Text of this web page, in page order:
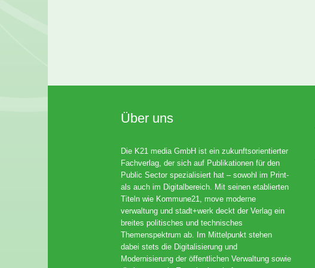
Über uns
Die K21 media GmbH ist ein zukunftsorientierter
Fachverlag, der sich auf Publikationen für den
Public Sector spezialisiert hat – sowohl im Print-
als auch im Digitalbereich. Mit seinen etablierten
Titeln wie Kommune21, move moderne
verwaltung und stadt+werk deckt der Verlag ein
breites politisches und technisches
Themenspektrum ab. Im Mittelpunkt stehen
dabei stets die Digitalisierung und
Modernisierung der öffentlichen Verwaltung sowie